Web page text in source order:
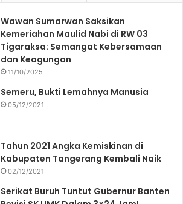
Wawan Sumarwan Saksikan
Kemeriahan Maulid Nabi di RW 03
Tigaraksa: Semangat Kebersamaan
dan Keagungan
11/10/2025
Semeru, Bukti Lemahnya Manusia
05/12/2021
Tahun 2021 Angka Kemiskinan di
Kabupaten Tangerang Kembali Naik
02/12/2021
Serikat Buruh Tuntut Gubernur Banten